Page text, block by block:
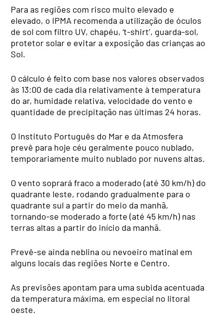
Para as regiões com risco muito elevado e
elevado, o IPMA recomenda a utilização de óculos
de sol com filtro UV, chapéu, ‘t-shirt’, guarda-sol,
protetor solar e evitar a exposição das crianças ao
Sol.
O cálculo é feito com base nos valores observados
às 13:00 de cada dia relativamente à temperatura
do ar, humidade relativa, velocidade do vento e
quantidade de precipitação nas últimas 24 horas.
O Instituto Português do Mar e da Atmosfera
prevê para hoje céu geralmente pouco nublado,
temporariamente muito nublado por nuvens altas.
O vento soprará fraco a moderado (até 30 km/h) do
quadrante leste, rodando gradualmente para o
quadrante sul a partir do meio da manhã,
tornando-se moderado a forte (até 45 km/h) nas
terras altas a partir do início da manhã.
Prevê-se ainda neblina ou nevoeiro matinal em
alguns locais das regiões Norte e Centro.
As previsões apontam para uma subida acentuada
da temperatura máxima, em especial no litoral
oeste.